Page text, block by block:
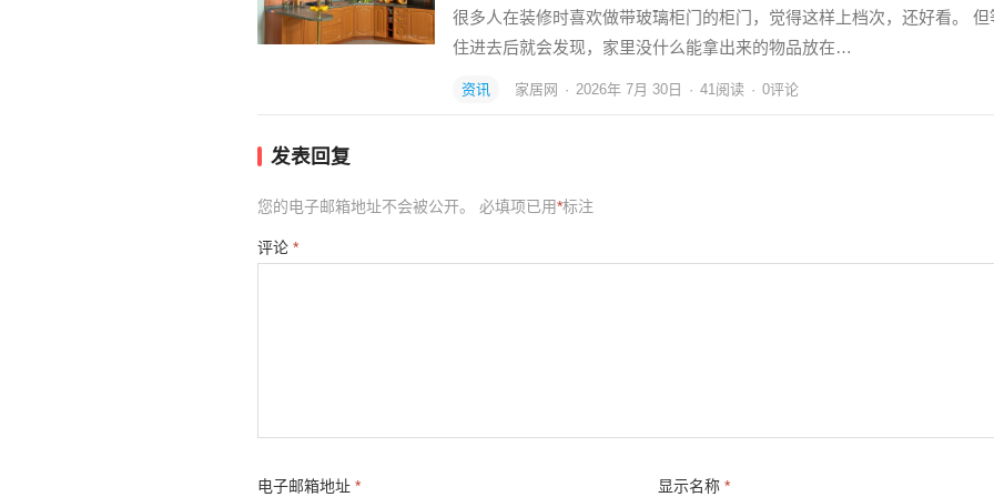
很多人在装修时喜欢做带玻璃柜门的柜门，觉得这样上档次，还好看。 但
住进去后就会发现，家里没什么能拿出来的物品放在…
资讯 家居网 · 2026年 7月 30日 · 41阅读 · 0评论
发表回复
您的电子邮箱地址不会被公开。 必填项已用*标注
评论 *
显示名称 *
电子邮箱地址 *